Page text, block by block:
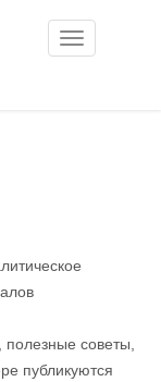
Toggle
navigation
полезные советы,
публикуются